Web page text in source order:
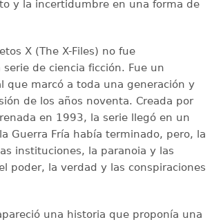
y la incertidumbre en una forma de
X (The X-Files) no fue
de ciencia ficción. Fue un
que marcó a toda una generación y
de los años noventa. Creada por
en 1993, la serie llegó en un
Guerra Fría había terminado, pero, la
instituciones, la paranoia y las
poder, la verdad y las conspiraciones
una historia que proponía una